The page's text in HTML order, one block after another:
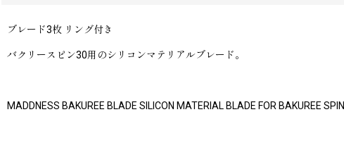
ブレード3枚 リング付き
バクリースピン30用のシリコンマテリアルブレード。
MADDNESS BAKUREE BLADE SILICON MATERIAL BLADE FOR BAKUREE SPIN